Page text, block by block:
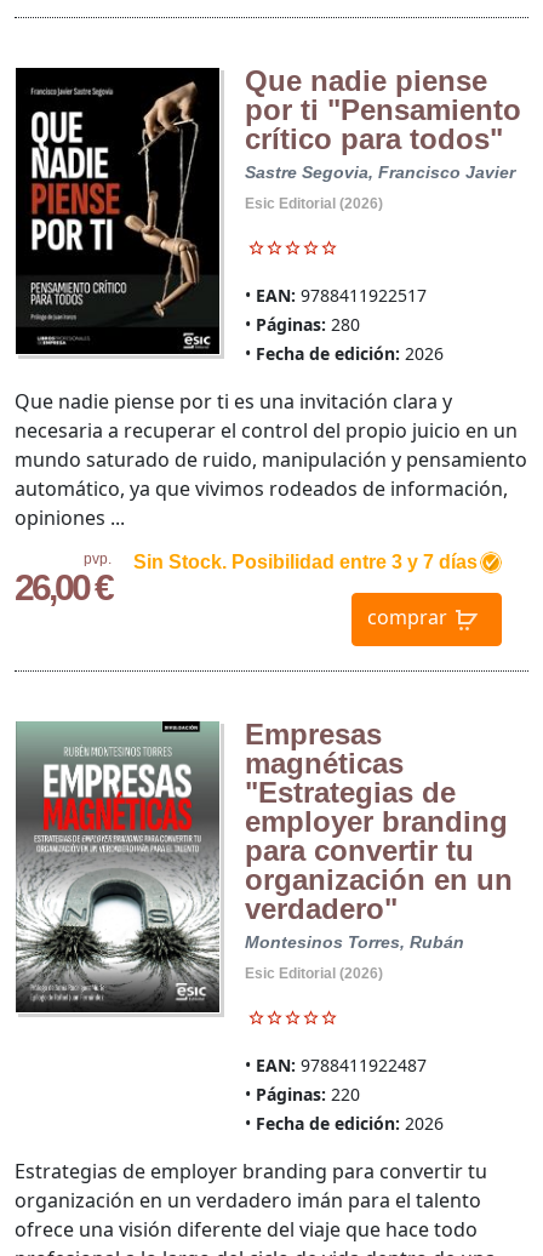
Que nadie piense
por ti "Pensamiento
crítico para todos"
Sastre Segovia, Francisco Javier
Esic Editorial (2026)
EAN: 9788411922517
Páginas: 280
Fecha de edición: 2026
pvp.
26,00 €
Sin Stock. Posibilidad entre 3 y 7 días
comprar
Que nadie piense por ti es una invitación clara y
necesaria a recuperar el control del propio juicio en un
mundo saturado de ruido, manipulación y pensamiento
automático, ya que vivimos rodeados de información,
opiniones ...
Empresas
magnéticas
"Estrategias de
employer branding
para convertir tu
organización en un
verdadero"
Montesinos Torres, Rubán
Esic Editorial (2026)
EAN: 9788411922487
Páginas: 220
Fecha de edición: 2026
Estrategias de employer branding para convertir tu
organización en un verdadero imán para el talento
ofrece una visión diferente del viaje que hace todo